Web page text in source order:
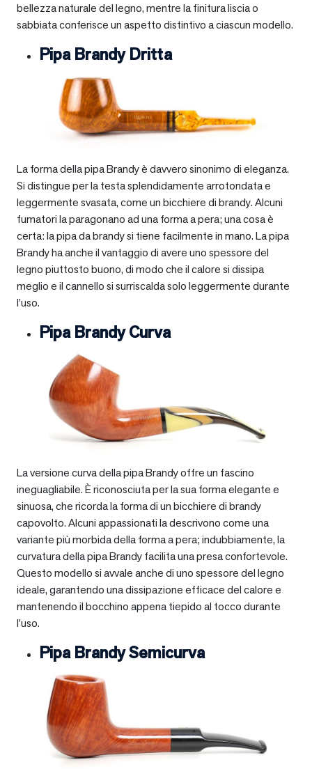
bellezza naturale del legno, mentre la finitura liscia o
sabbiata conferisce un aspetto distintivo a ciascun modello.
Pipa Brandy Dritta
La forma della pipa Brandy è davvero sinonimo di eleganza.
Si distingue per la testa splendidamente arrotondata e
leggermente svasata, come un bicchiere di brandy. Alcuni
fumatori la paragonano ad una forma a pera; una cosa è
certa: la pipa da brandy si tiene facilmente in mano. La pipa
Brandy ha anche il vantaggio di avere uno spessore del
legno piuttosto buono, di modo che il calore si dissipa
meglio e il cannello si surriscalda solo leggermente durante
l’uso.
Pipa Brandy Curva
La versione curva della pipa Brandy offre un fascino
ineguagliabile. È riconosciuta per la sua forma elegante e
sinuosa, che ricorda la forma di un bicchiere di brandy
capovolto. Alcuni appassionati la descrivono come una
variante più morbida della forma a pera; indubbiamente, la
curvatura della pipa Brandy facilita una presa confortevole.
Questo modello si avvale anche di uno spessore del legno
ideale, garantendo una dissipazione efficace del calore e
mantenendo il bocchino appena tiepido al tocco durante
l’uso.
Pipa Brandy Semicurva